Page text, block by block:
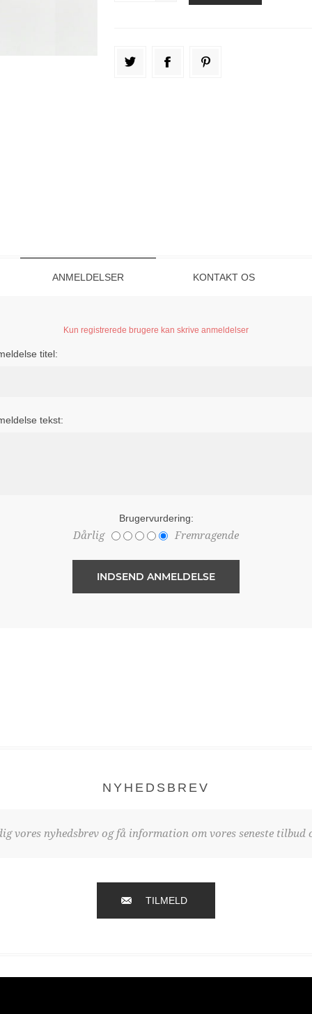
ANMELDELSER KONTAKT OS
Kun registrerede brugere kan skrive anmeldelser
titel:
tekst:
Brugervurdering:
Dårlig Fremragende
NYHEDSBREV
vores nyhedsbrev og få information om vores seneste tilbud
TILMELD